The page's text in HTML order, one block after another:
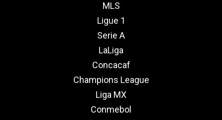
MLS
Ligue 1
Serie A
LaLiga
Concacaf
Champions League
Liga MX
Conmebol